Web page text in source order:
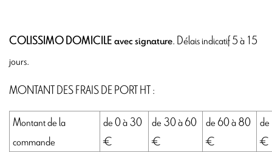
COLISSIMO DOMICILE avec signature.Délais indicatif 5 à 15
jours.
MONTANT DES FRAIS DE PORT HT :
Montant de la
commande
de 0 à 30
€
de 30 à 60
€
de 60 à 80
€
€